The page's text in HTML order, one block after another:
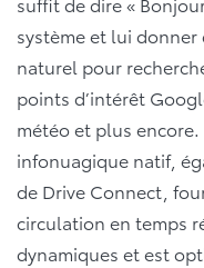
système et lui
naturel pour
points d’intérêt
météo et plus
infonuagique natif,
de Drive Connect,
circulation en temps
dynamiques et est